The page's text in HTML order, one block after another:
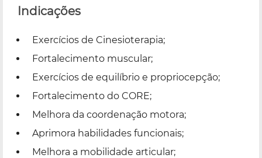
Indicações
Exercícios de Cinesioterapia;
Fortalecimento muscular;
Exercícios de equilíbrio e propriocepção;
Fortalecimento do CORE;
Melhora da coordenação motora;
Aprimora habilidades funcionais;
Melhora a mobilidade articular;